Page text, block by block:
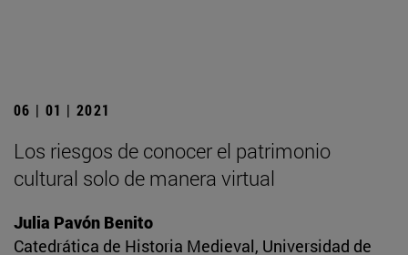
06 | 01 | 2021
Los riesgos de conocer el patrimonio
cultural solo de manera virtual
Julia Pavón Benito
Catedrática de Historia Medieval, Universidad de